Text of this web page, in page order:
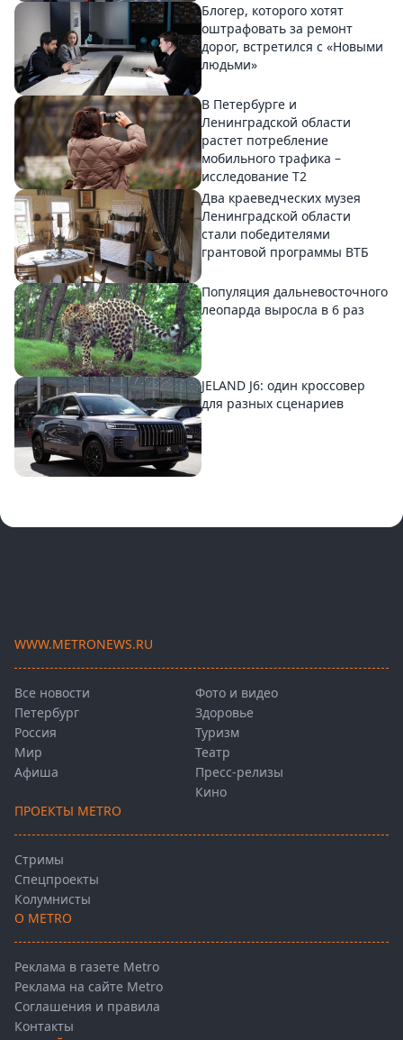
Блогер, которого хотят
оштрафовать за ремонт
дорог, встретился с «Новыми
людьми»
В Петербурге и
Ленинградской области
растет потребление
мобильного трафика –
исследование T2
Два краеведческих музея
Ленинградской области
стали победителями
грантовой программы ВТБ
Популяция дальневосточного
леопарда выросла в 6 раз
JELAND J6: один кроссовер
для разных сценариев
WWW.METRONEWS.RU
Все новости
Петербург
Россия
Мир
Афиша
Фото и видео
Здоровье
Туризм
Театр
Пресс-релизы
Кино
ПРОЕКТЫ METRO
Стримы
Спецпроекты
Колумнисты
О METRO
Реклама в газете Metro
Реклама на сайте Metro
Соглашения и правила
Контакты